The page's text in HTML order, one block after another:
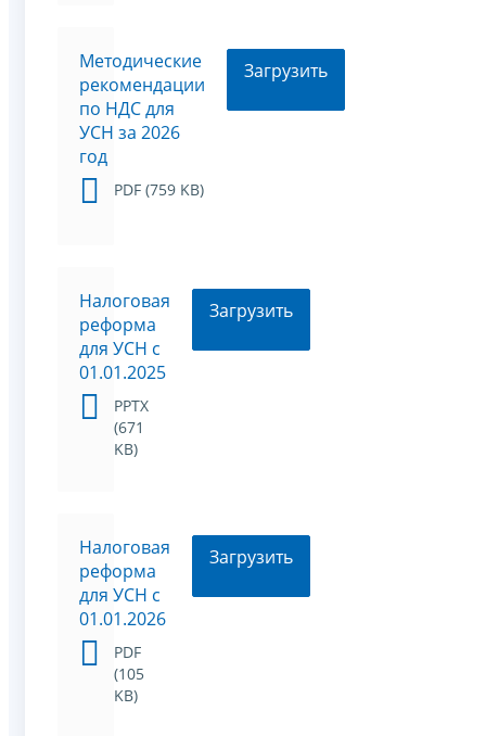
Методические
рекомендации
по НДС для
УСН за 2026
год
PDF (759 KB)
Загрузить
Налоговая
реформа
для УСН с
01.01.2025
PPTX
(671
KB)
Загрузить
Налоговая
реформа
для УСН с
01.01.2026
PDF
(105
KB)
Загрузить